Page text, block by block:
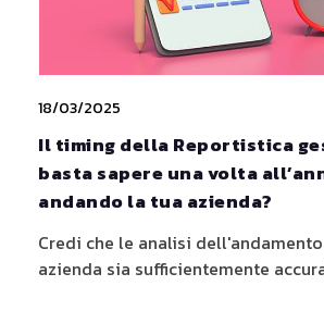
18/03/2025
Il timing della Reportistica
basta sapere una volta
andando la tua azienda?
Credi che le analisi
azienda sia sufficientemente